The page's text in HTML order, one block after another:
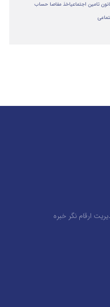
تامین اجتماعیاخذ مفاصا حساب
ارقام نگر خبره